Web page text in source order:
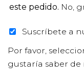
este pedido. No,
Suscríbete a
Por favor,
gustaría saber de